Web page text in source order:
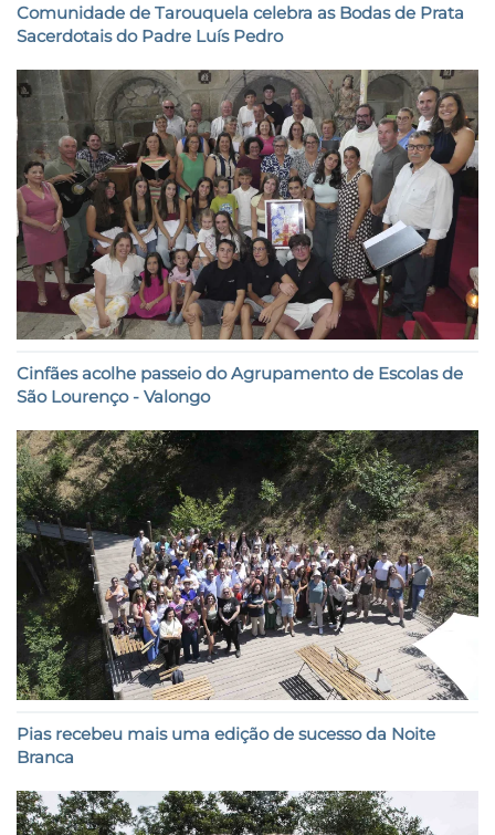
Comunidade de Tarouquela celebra as Bodas de Prata
Sacerdotais do Padre Luís Pedro
Cinfães acolhe passeio do Agrupamento de Escolas de
São Lourenço - Valongo
Pias recebeu mais uma edição de sucesso da Noite
Branca